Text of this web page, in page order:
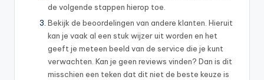
de volgende stappen hierop toe.
Bekijk de beoordelingen van andere klanten. Hieruit
kan je vaak al een stuk wijzer uit worden en het
geeft je meteen beeld van de service die je kunt
verwachten. Kan je geen reviews vinden? Dan is dit
misschien een teken dat dit niet de beste keuze is